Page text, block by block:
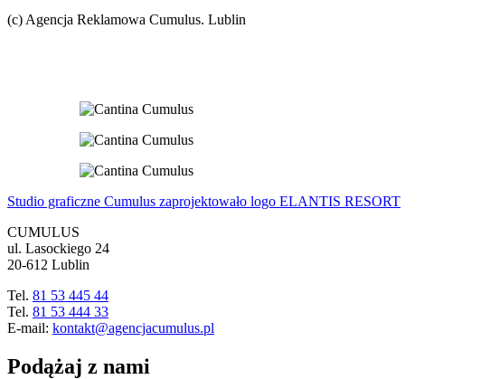
(c) Agencja Reklamowa Cumulus. Lublin
Studio graficzne Cumulus zaprojektowało logo ELANTIS RESORT
CUMULUS
ul. Lasockiego 24
20-612 Lublin
Tel. 81 53 445 44
Tel. 81 53 444 33
E-mail: kontakt@agencjacumulus.pl
Podążaj z nami